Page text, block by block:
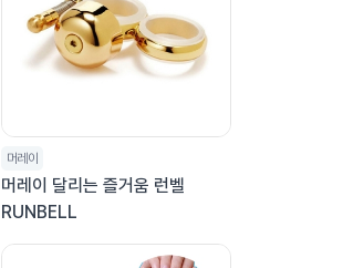
머레이
머레이 달리는 즐거움 런벨
RUNBELL